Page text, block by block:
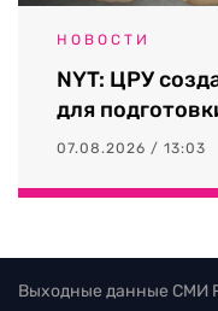
НОВОСТИ
NYT: ЦРУ
для
07.08.2026 / 13:03
Выходные данные СМИ